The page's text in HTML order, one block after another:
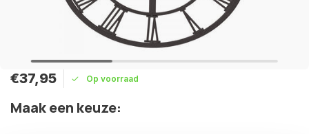
€37,95 Op voorraad
Maak een keuze: